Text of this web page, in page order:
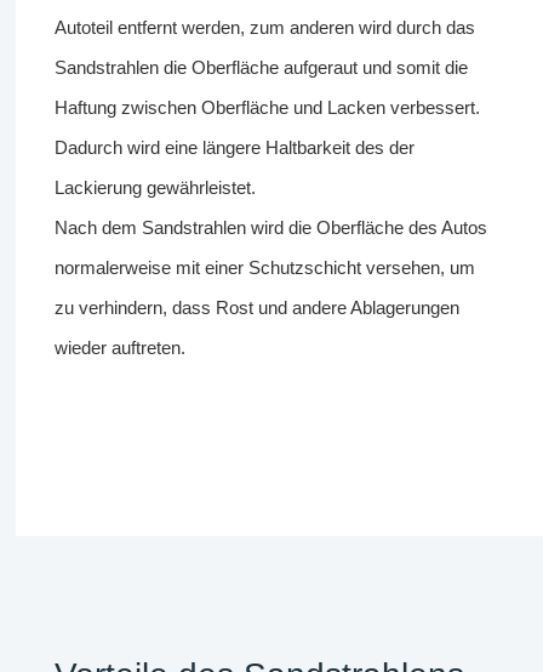
Autoteil entfernt werden, zum anderen wird durch das
Sandstrahlen die Oberfläche aufgeraut und somit die
Haftung zwischen Oberfläche und Lacken verbessert.
Dadurch wird eine längere Haltbarkeit des der
Lackierung gewährleistet.
Nach dem Sandstrahlen wird die Oberfläche des Autos
normalerweise mit einer Schutzschicht versehen, um
zu verhindern, dass Rost und andere Ablagerungen
wieder auftreten.